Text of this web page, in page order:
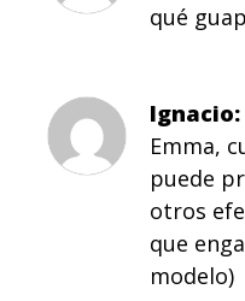
qué
Ignacio
Emma,
puede
otros
que
modelo)